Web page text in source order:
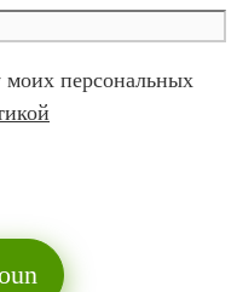
моих персональных